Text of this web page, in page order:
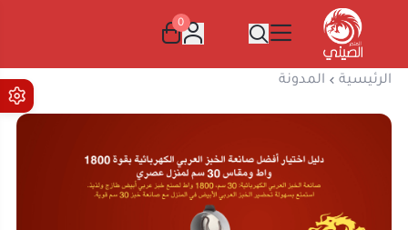
المتجر الصيني
0
الرئيسية المدونة